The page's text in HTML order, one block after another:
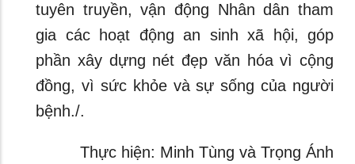
tuyên truyền, vận động Nhân dân tham
gia các hoạt động an sinh xã hội, góp
phần xây dựng nét đẹp văn hóa vì cộng
đồng, vì sức khỏe và sự sống của người
bệnh./.
Thực hiện: Minh Tùng và Trọng Ánh